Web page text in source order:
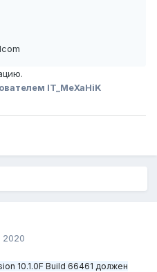
IT_MeXaHiK
2020
10.1.0F Build 66461 должен